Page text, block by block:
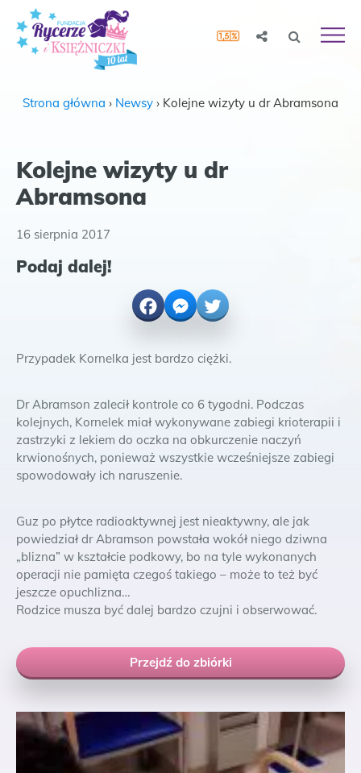
Strona główna › Newsy › Kolejne wizyty u dr Abramsona
Kolejne wizyty u dr
Abramsona
16 sierpnia 2017
Podaj dalej!
FacebookMessenger
Twitter
Przypadek Kornelka jest bardzo ciężki.
Dr Abramson zalecił kontrole co 6 tygodni. Podczas
kolejnych, Kornelek miał wykonywane zabiegi krioterapii i
zastrzyki z lekiem do oczka na obkurczenie naczyń
krwionośnych, ponieważ wszystkie wcześniejsze zabiegi
spowodowały ich naruszenie.
Guz po płytce radioaktywnej jest nieaktywny, ale jak
powiedział dr Abramson powstała wokół niego dziwna
„blizna” w kształcie podkowy, bo na tyle wykonanych
operacji nie pamięta czegoś takiego – może to też być
jeszcze opuchlizna…
Rodzice musza być dalej bardzo czujni i obserwować.
Przejdź do zbiórki